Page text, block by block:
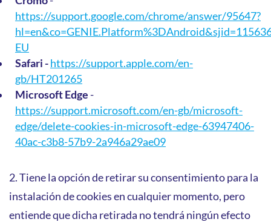
https://support.google.com/chrome/answer/95647?
EU
Safari -https://support.apple.com/en-
gb/HT201265
Microsoft Edge -
https://support.microsoft.com/en-gb/microsoft-
edge/delete-cookies-in-microsoft-edge-63947406-
40ac-c3b8-57b9-2a946a29ae09
2. Tiene la opción de retirar su consentimiento para la
instalación de cookies en cualquier momento, pero
entiende que dicha retirada no tendrá ningún efecto